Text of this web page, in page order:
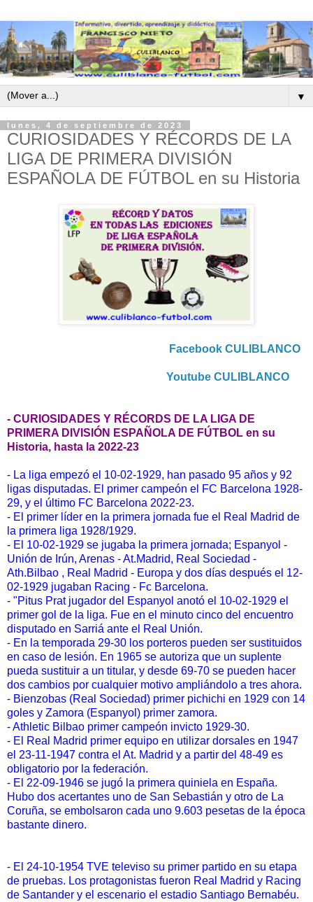
▼
lunes, 4 de septiembre de 2023
CURIOSIDADES Y RÉCORDS DE LA
LIGA DE PRIMERA DIVISIÓN
ESPAÑOLA DE FÚTBOL en su Historia
Facebook CULIBLANCO
Youtube CULIBLANCO
- CURIOSIDADES Y RÉCORDS DE LA LIGA DE
PRIMERA DIVISIÓN ESPAÑOLA DE FÚTBOL en su
Historia, hasta la 2022-23
- La liga empezó el 10-02-1929, han pasado 95 años y 92
ligas disputadas. El primer campeón el FC Barcelona 1928-
29, y el último FC Barcelona 2022-23.
- El primer líder en la primera jornada fue el Real Madrid de
la primera liga 1928/1929.
- El 10-02-1929 se jugaba la primera jornada; Espanyol -
Unión de Irún, Arenas - At.Madrid, Real Sociedad -
Ath.Bilbao , Real Madrid - Europa y dos días después el 12-
02-1929 jugaban Racing - Fc Barcelona.
- "Pitus Prat jugador del Espanyol anotó el 10-02-1929 el
primer gol de la liga. Fue en el minuto cinco del encuentro
disputado en Sarriá ante el Real Unión.
- En la temporada 29-30 los porteros pueden ser sustituidos
en caso de lesión. En 1965 se autoriza que un suplente
pueda sustituir a un titular, y desde 69-70 se pueden hacer
dos cambios por cualquier motivo ampliándolo a tres ahora.
- Bienzobas (Real Sociedad) primer pichichi en 1929 con 14
goles y Zamora (Espanyol) primer zamora.
- Athletic Bilbao primer campeón invicto 1929-30.
- El Real Madrid primer equipo en utilizar dorsales en 1947
el 23-11-1947 contra el At. Madrid y a partir del 48-49 es
obligatorio por la federación.
- El 22-09-1946 se jugó la primera quiniela en España.
Hubo dos acertantes uno de San Sebastián y otro de La
Coruña, se embolsaron cada uno 9.603 pesetas de la época
bastante dinero.
- El 24-10-1954 TVE televiso su primer partido en su etapa
de pruebas. Los protagonistas fueron Real Madrid y Racing
de Santander y el escenario el estadio Santiago Bernabéu.